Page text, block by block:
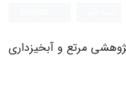
مرتع و آبخیزداری